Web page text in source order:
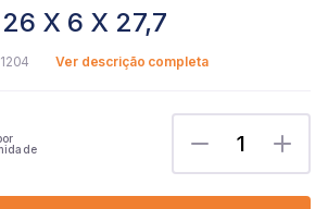
26 X 6 X 27,7
1204 Ver descrição completa
1